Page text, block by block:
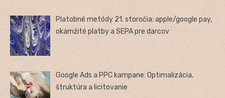
Platobné metódy 21. storočia: apple/google pay,
okamžité platby a SEPA pre darcov
Google Ads a PPC kampane: Optimalizácia,
štruktúra a licitovanie